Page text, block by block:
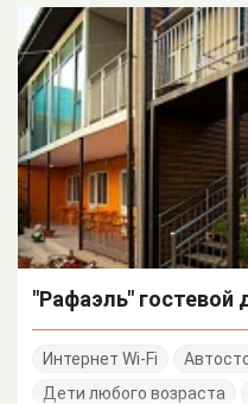
"Рафаэль" гостевой
Интернет Wi-Fi
Дети любого возраста